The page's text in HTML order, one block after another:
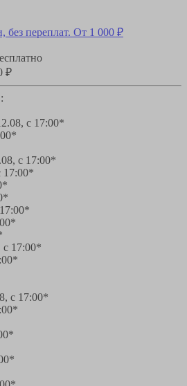
без переплат. От 1 000 ₽
₽
с 17:00*
с 17:00*
17:00*
с 17:00*
с 17:00*